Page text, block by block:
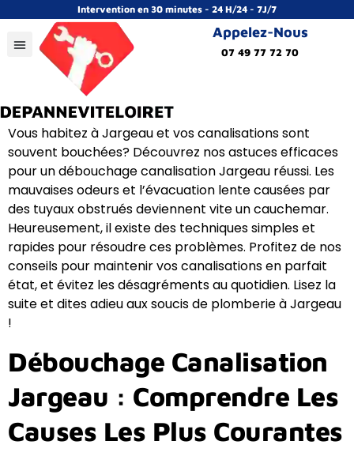
Intervention en 30 minutes - 24 H/24 - 7J/7
Appelez-Nous
07 49 77 72 70
Vous habitez à Jargeau et vos canalisations sont
souvent bouchées? Découvrez nos astuces efficaces
pour un débouchage canalisation Jargeau réussi. Les
mauvaises odeurs et l’évacuation lente causées par
des tuyaux obstrués deviennent vite un cauchemar.
Heureusement, il existe des techniques simples et
rapides pour résoudre ces problèmes. Profitez de nos
conseils pour maintenir vos canalisations en parfait
état, et évitez les désagréments au quotidien. Lisez la
suite et dites adieu aux soucis de plomberie à Jargeau
!
Débouchage Canalisation
Jargeau : Comprendre Les
Causes Les Plus Courantes